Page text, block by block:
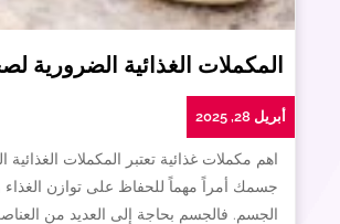
المكملات الغذائية
أبريل 28, 2025
اهم مكملات غذائية تعتبر المكملات
جسمك أمراً مهماً للحفاظ على توازن
الجسم. فالجسم بحاجة إلى العديد من